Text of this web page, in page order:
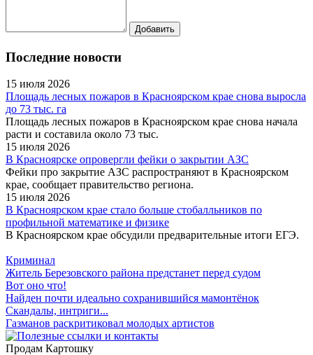
Последние новости
15 июля 2026
Площадь лесных пожаров в Красноярском крае снова выросла
до 73 тыс. га
Площадь лесных пожаров в Красноярском крае снова начала
расти и составила около 73 тыс.
15 июля 2026
В Красноярске опровергли фейки о закрытии АЗС
Фейки про закрытие АЗС распространяют в Красноярском
крае, сообщает правительство региона.
15 июля 2026
В Красноярском крае стало больше стобалльников по
профильной математике и физике
В Красноярском крае обсудили предварительные итоги ЕГЭ.
Криминал
Житель Березовского района предстанет перед судом
Вот оно что!
Найден почти идеально сохранившийся мамонтёнок
Скандалы, интриги...
Газманов раскритиковал молодых артистов
Продам Картошку